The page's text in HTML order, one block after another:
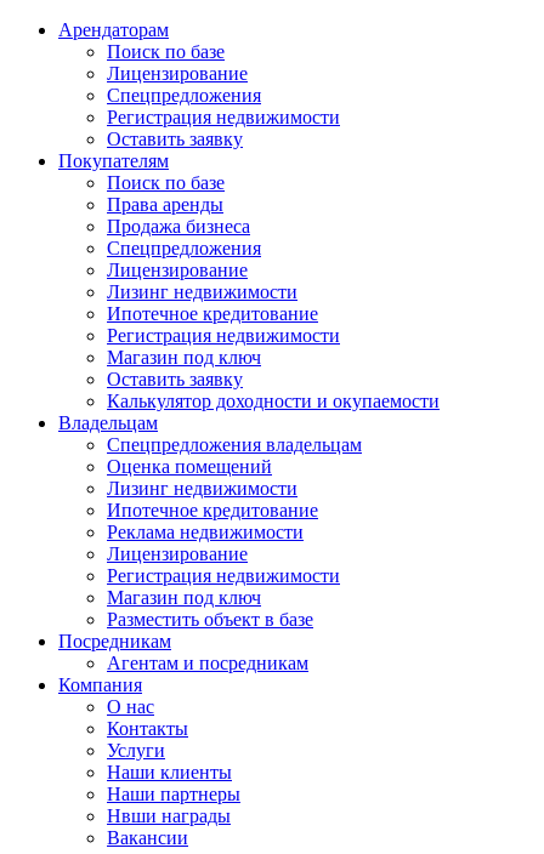
Арендаторам
Поиск по базе
Лицензирование
Спецпредложения
Регистрация недвижимости
Оставить заявку
Покупателям
Поиск по базе
Права аренды
Продажа бизнеса
Спецпредложения
Лицензирование
Лизинг недвижимости
Ипотечное кредитование
Регистрация недвижимости
Магазин под ключ
Оставить заявку
Калькулятор доходности и окупаемости
Владельцам
Спецпредложения владельцам
Оценка помещений
Лизинг недвижимости
Ипотечное кредитование
Реклама недвижимости
Лицензирование
Регистрация недвижимости
Магазин под ключ
Разместить объект в базе
Посредникам
Агентам и посредникам
Компания
О нас
Контакты
Услуги
Наши клиенты
Наши партнеры
Нвши награды
Вакансии